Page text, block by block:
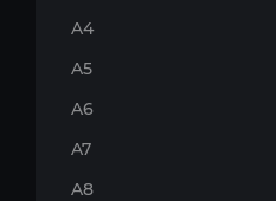
A4
A5
A6
A7
A8